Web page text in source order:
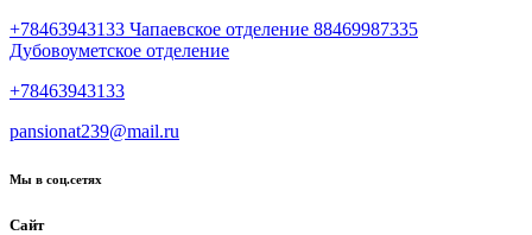
+78463943133 Чапаевское отделение 88469987335
Дубовоуметское отделение
+78463943133
pansionat239@mail.ru
Мы в соц.сетях
Сайт